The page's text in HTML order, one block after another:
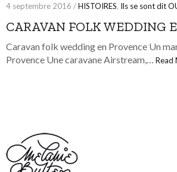
4 septembre 2016 /HISTOIRES, Ils se sont dit
CARAVAN FOLK WEDDING
Caravan folk wedding en Provence Un
Provence Une caravane Airstream,… Read